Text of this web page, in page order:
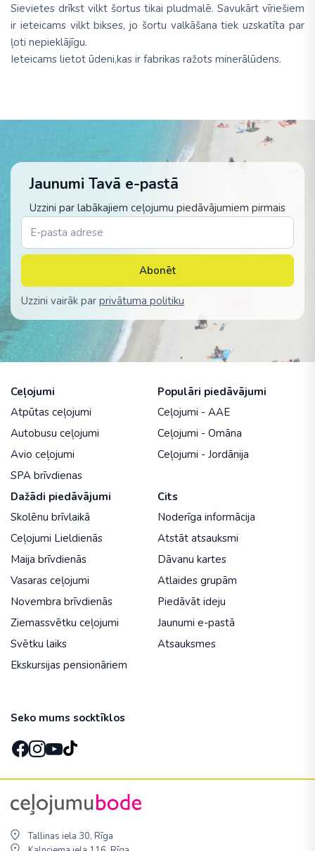
Sievietes drīkst vilkt šortus tikai pludmalē. Savukārt vīriešiem
ir ieteicams vilkt bikses, jo šortu valkāšana tiek uzskatīta par
ļoti nepieklājīgu.
Ieteicams lietot ūdeni,kas ir fabrikas ražots minerālūdens.
Jaunumi Tavā e-pastā
Uzzini par labākajiem ceļojumu piedāvājumiem pirmais
Abonēt
Uzzini vairāk par privātuma politiku
Ceļojumi
Atpūtas ceļojumi
Autobusu ceļojumi
Avio ceļojumi
SPA brīvdienas
Populāri piedāvājumi
Ceļojumi - AAE
Ceļojumi - Omāna
Ceļojumi - Jordānija
Dažādi piedāvājumi
Skolēnu brīvlaikā
Ceļojumi Lieldienās
Maija brīvdienās
Vasaras ceļojumi
Novembra brīvdienās
Ziemassvētku ceļojumi
Svētku laiks
Ekskursijas pensionāriem
Cits
Noderīga informācija
Atstāt atsauksmi
Dāvanu kartes
Atlaides grupām
Piedāvāt ideju
Jaunumi e-pastā
Atsauksmes
Seko mums socktīklos
Tallinas iela 30, Rīga